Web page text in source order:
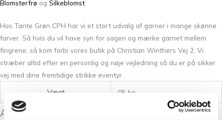
Blomsterfrø og Silkeblomst
Hos Tante Grøn CPH har vi et stort udvalg af garner i mange skønne
farver. Så hvis du vil have syn for sagen og mærke garnet mellem
fingrene, så kom forbi vores butik på Christian Winthers Vej 2. Vi
stræber altid efter en personlig og nøje vejledning så du er på sikker
vej med dine fremtidige strikke eventyr.
Vægt 05 kg
Anmeldelser